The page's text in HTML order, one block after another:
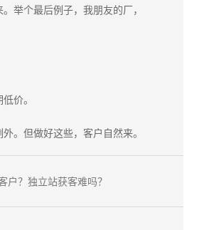
举个最后例子，我朋友的厂，
价。
。但做好这些，客户自然来。
户？独立站获客难吗？